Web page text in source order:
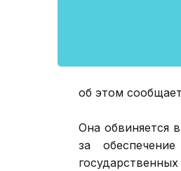
об этом
Она обвиняется
за